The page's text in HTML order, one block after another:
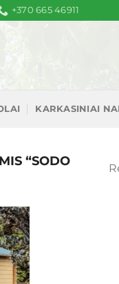
+370 665 46911
KARKASINIAI
“SODO